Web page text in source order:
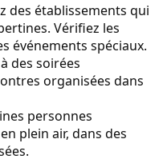
des établissements qui
Vérifiez les
événements spéciaux.
des soirées
organisées dans
personnes
plein air, dans des